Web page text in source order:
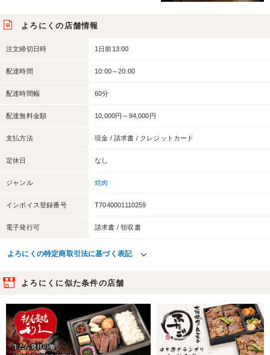
よろにくの店舗情報
注文締切日時 1日前13:00
配達時間 10:00～20:00
配達時間幅 60分
配達無料金額 10,000円～94,000円
支払方法 現金 / 請求書 / クレジットカード
定休日 なし
ジャンル 焼肉
インボイス登録番号 T7040001110259
電子発行可 請求書 / 領収書
よろにくの特定商取引法に基づく表記
よろにくに似た条件の店舗